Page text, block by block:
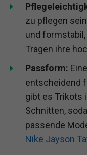
zu pflegen
und
Tragen ihre
Passform:
entscheidend
gibt es Trikots
Schnitten,
passende
Nike Jayson